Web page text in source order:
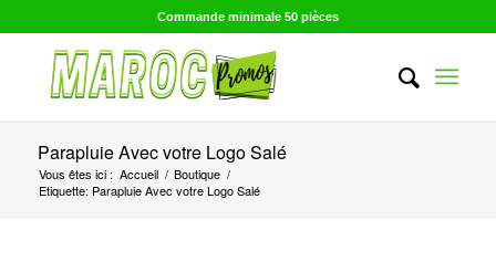
Commande minimale 50 pièces
Parapluie Avec votre Logo Salé
Vous êtes ici : Accueil / Boutique /
Etiquette: Parapluie Avec votre Logo Salé